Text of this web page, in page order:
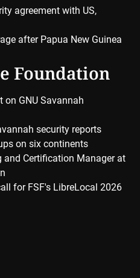
agreement with US,
after Papua New Guinea
Foundation
on GNU Savannah
security reports
on six continents
Certification Manager at
for FSF's LibreLocal 2026